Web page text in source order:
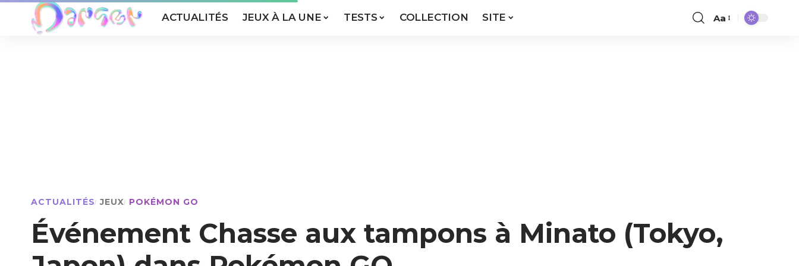
ACTUALITÉS JEUX À LA UNE TESTS COLLECTION SITE Aa
ACTUALITÉS JEUX POKÉMON GO
Événement Chasse aux tampons à Minato (Tokyo,